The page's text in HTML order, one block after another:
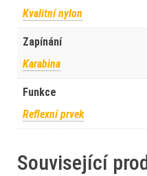
Kvalitní nylon
Zapínání
Karabina
Funkce
Reflexní prvek
Související